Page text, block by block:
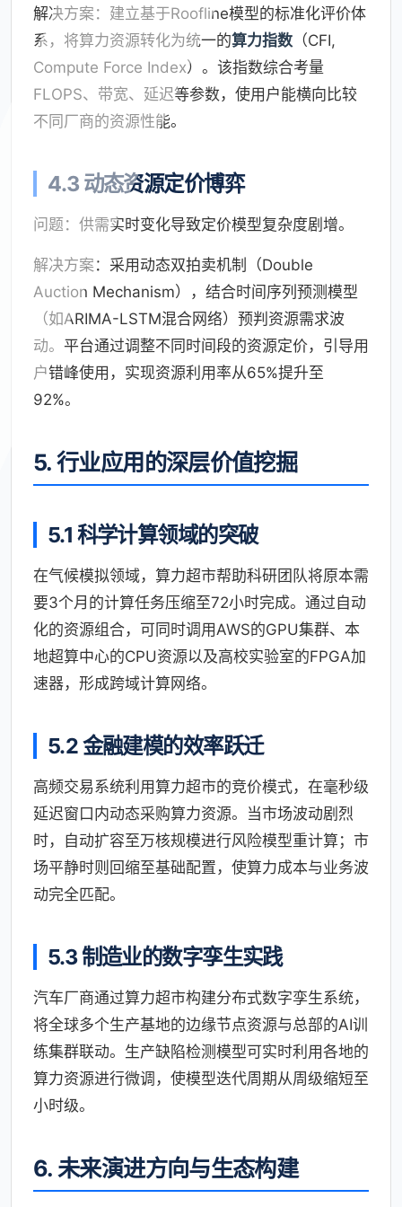
解决方案：建立基于Roofline模型的标准化评价体
系，将算力资源转化为统一的算力指数 （CFI,
Compute Force Index）。该指数综合考量
FLOPS、带宽、延迟等参数，使用户能横向比较
不同厂商的资源性能。
4.3 动态资源定价博弈
问题：供需实时变化导致定价模型复杂度剧增。
解决方案：采用动态双拍卖机制（Double
Auction Mechanism），结合时间序列预测模型
（如ARIMA-LSTM混合网络）预判资源需求波
动。平台通过调整不同时间段的资源定价，引导用
户错峰使用，实现资源利用率从65%提升至
92%。
5. 行业应用的深层价值挖掘
5.1 科学计算领域的突破
在气候模拟领域，算力超市帮助科研团队将原本需
要3个月的计算任务压缩至72小时完成。通过自动
化的资源组合，可同时调用AWS的GPU集群、本
地超算中心的CPU资源以及高校实验室的FPGA加
速器，形成跨域计算网络。
5.2 金融建模的效率跃迁
高频交易系统利用算力超市的竞价模式，在毫秒级
延迟窗口内动态采购算力资源。当市场波动剧烈
时，自动扩容至万核规模进行风险模型重计算；市
场平静时则回缩至基础配置，使算力成本与业务波
动完全匹配。
5.3 制造业的数字孪生实践
汽车厂商通过算力超市构建分布式数字孪生系统，
将全球多个生产基地的边缘节点资源与总部的AI训
练集群联动。生产缺陷检测模型可实时利用各地的
算力资源进行微调，使模型迭代周期从周级缩短至
小时级。
6. 未来演进方向与生态构建